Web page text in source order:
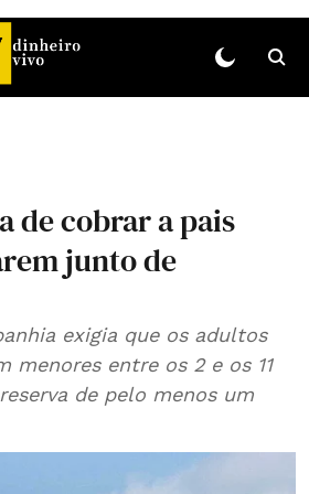
de cobrar a pais
junto de
exigia que os adultos
menores entre os 2 e os 11
de pelo menos um